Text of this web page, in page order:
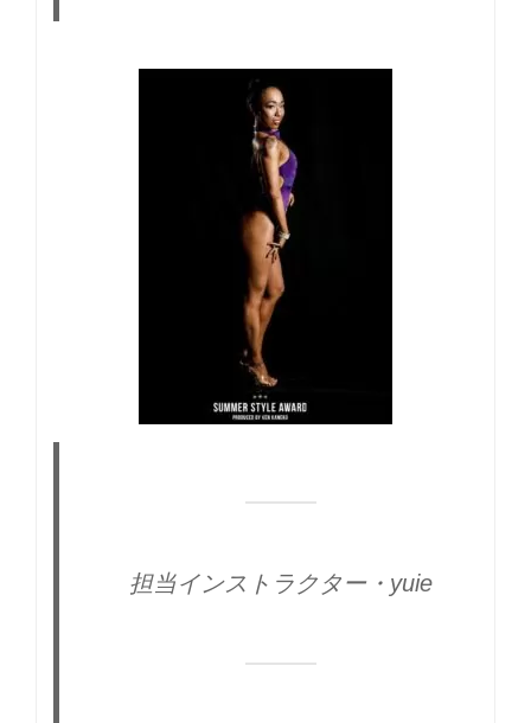
て、ぜひ一度体験してみてください
担当インストラクター・yuie